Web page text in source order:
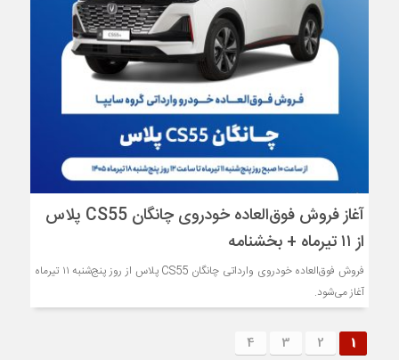
آغاز فروش فوق‌العاده خودروی چانگان CS55 پلاس
از ۱۱ تیرماه + بخشنامه
فروش فوق‌العاده خودروی وارداتی چانگان CS55 پلاس از روز پنج‌شنبه ۱۱ تیرماه
آغاز می‌شود.
1
2
3
4